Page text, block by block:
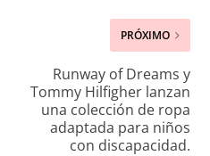
PRÓXIMO
Runway of Dreams y
Tommy Hilfigher lanzan
una colección de ropa
adaptada para niños
con discapacidad.